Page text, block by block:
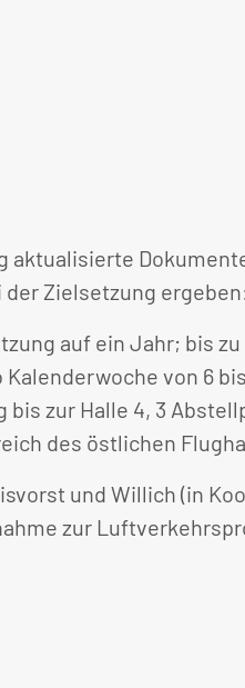
aktualisierte
Zielsetzung
auf ein Jahr; bis
von 6
zur Halle 4, 3
des östlichen
und Willich (in
zur